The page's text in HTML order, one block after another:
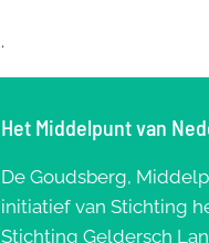
Het Middelpunt van
De Goudsberg,
initiatief van Stichting
Stichting Geldersch